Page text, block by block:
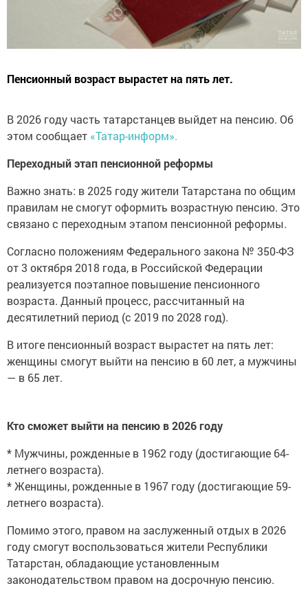
Пенсионный возраст вырастет на пять лет.
В 2026 году часть татарстанцев выйдет на пенсию. Об
этом сообщает «Татар-информ».
Переходный этап пенсионной реформы
Важно знать: в 2025 году жители Татарстана по общим
правилам не смогут оформить возрастную пенсию. Это
связано с переходным этапом пенсионной реформы.
Согласно положениям Федерального закона № 350-ФЗ
от 3 октября 2018 года, в Российской Федерации
реализуется поэтапное повышение пенсионного
возраста. Данный процесс, рассчитанный на
десятилетний период (с 2019 по 2028 год).
В итоге пенсионный возраст вырастет на пять лет:
женщины смогут выйти на пенсию в 60 лет, а мужчины
— в 65 лет.
Кто сможет выйти на пенсию в 2026 году
* Мужчины, рожденные в 1962 году (достигающие 64-
летнего возраста).
* Женщины, рожденные в 1967 году (достигающие 59-
летнего возраста).
Помимо этого, правом на заслуженный отдых в 2026
году смогут воспользоваться жители Республики
Татарстан, обладающие установленным
законодательством правом на досрочную пенсию.